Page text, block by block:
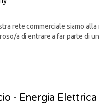
rete commerciale siamo
a di entrare a far parte di
- Energia Elettrica